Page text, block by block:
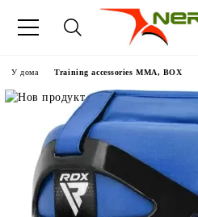
У дома Training accessories MMA, BOX